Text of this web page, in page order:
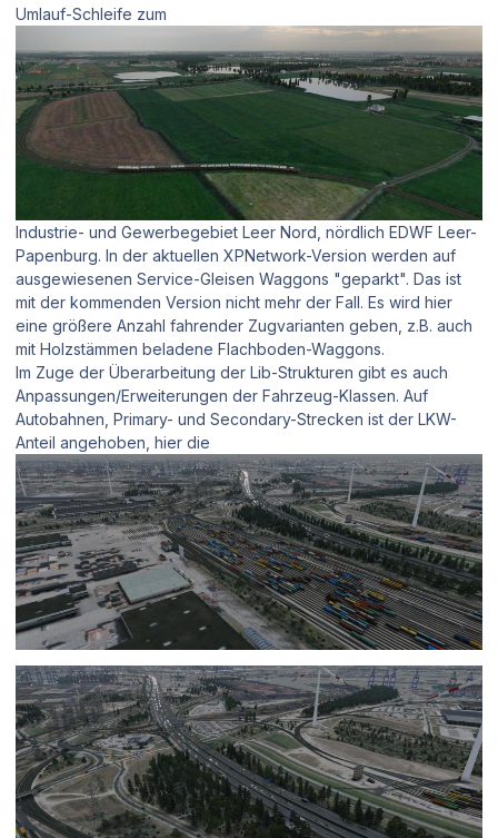
Umlauf-Schleife zum
Industrie- und Gewerbegebiet Leer Nord, nördlich EDWF Leer-
Papenburg. In der aktuellen XPNetwork-Version werden auf
ausgewiesenen Service-Gleisen Waggons "geparkt". Das ist
mit der kommenden Version nicht mehr der Fall. Es wird hier
eine größere Anzahl fahrender Zugvarianten geben, z.B. auch
mit Holzstämmen beladene Flachboden-Waggons.
Im Zuge der Überarbeitung der Lib-Strukturen gibt es auch
Anpassungen/Erweiterungen der Fahrzeug-Klassen. Auf
Autobahnen, Primary- und Secondary-Strecken ist der LKW-
Anteil angehoben, hier die